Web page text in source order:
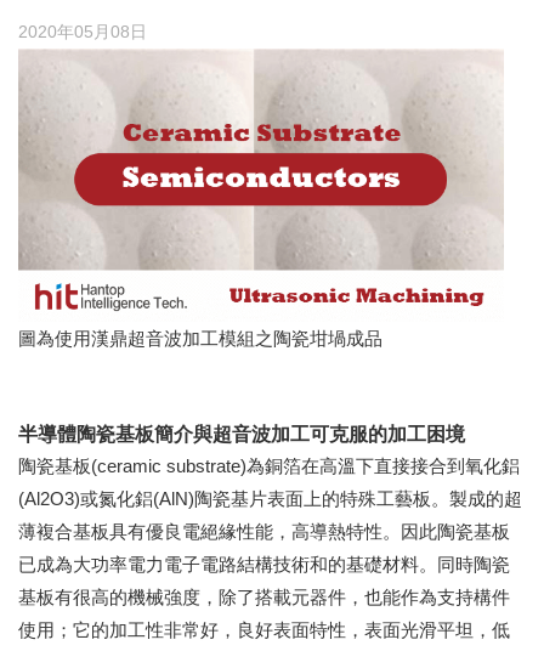
2020年05月08日
圖為使用漢鼎超音波加工模組之陶瓷坩堝成品
半導體陶瓷基板簡介與超音波加工可克服的加工困境
陶瓷基板(ceramic substrate)為銅箔在高溫下直接接合到氧化鋁
(Al2O3)或氮化鋁(AlN)陶瓷基片表面上的特殊工藝板。製成的超
薄複合基板具有優良電絕緣性能，高導熱特性。因此陶瓷基板
已成為大功率電力電子電路結構技術和的基礎材料。同時陶瓷
基板有很高的機械強度，除了搭載元器件，也能作為支持構件
使用；它的加工性非常好，良好表面特性，表面光滑平坦，低